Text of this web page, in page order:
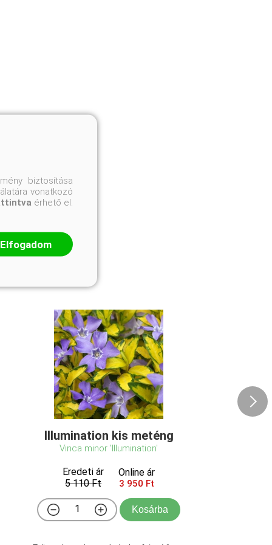
Illumination kis meténg
Vinca minor 'Illumination'
Eredeti ár
5 110 Ft
Online ár
3 950 Ft
Kosárba
biztosítása
vonatkozó
érhető el.
Elfogadom